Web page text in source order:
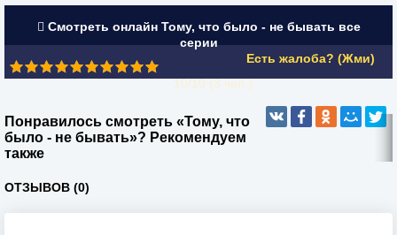
Смотреть онлайн Тому, что было - не бывать все
серии
Есть жалоба? (Жми)
10/10 (3чел.)
Понравилось смотреть «Тому, что
было - не бывать»? Рекомендуем
также
ОТЗЫВОВ (0)